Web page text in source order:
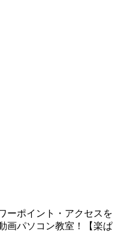
ーポイント・アクセスを
画パソコン教室！【楽ぱ